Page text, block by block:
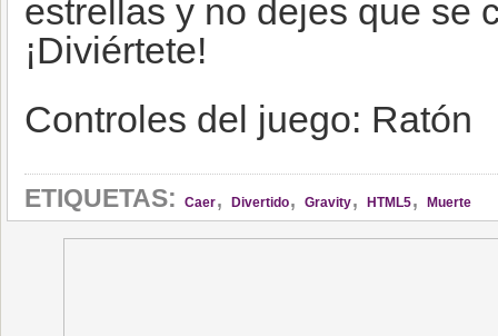
estrellas y no dejes que se
¡Diviértete!
Controles del juego: Ratón
ETIQUETAS: Caer, Divertido, Gravity, HTML5, Muerte